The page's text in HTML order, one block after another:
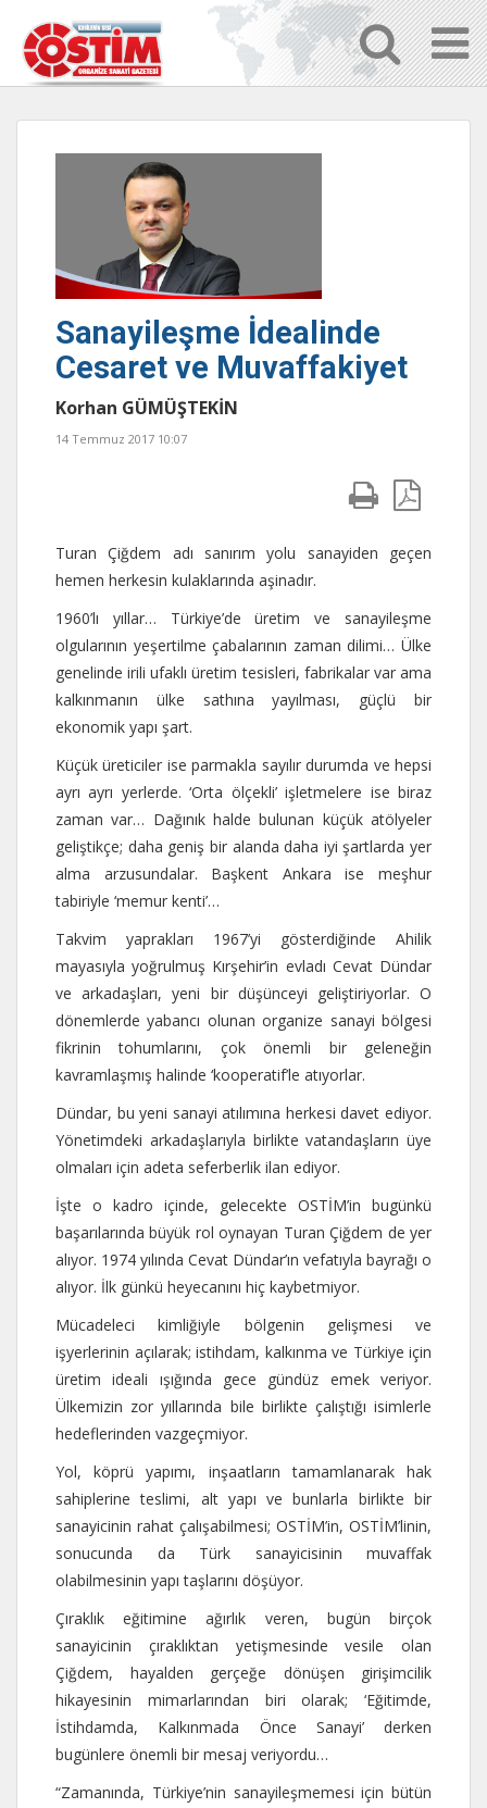
Sanayileşme İdealinde
Cesaret ve Muvaffakiyet
Korhan GÜMÜŞTEKİN
14 Temmuz 2017 10:07
Turan Çiğdem adı sanırım yolu sanayiden geçen
hemen herkesin kulaklarında aşinadır.
1960’lı yıllar… Türkiye’de üretim ve sanayileşme
olgularının yeşertilme çabalarının zaman dilimi… Ülke
genelinde irili ufaklı üretim tesisleri, fabrikalar var ama
kalkınmanın ülke sathına yayılması, güçlü bir
ekonomik yapı şart.
Küçük üreticiler ise parmakla sayılır durumda ve hepsi
ayrı ayrı yerlerde. ‘Orta ölçekli’ işletmelere ise biraz
zaman var… Dağınık halde bulunan küçük atölyeler
geliştikçe; daha geniş bir alanda daha iyi şartlarda yer
alma arzusundalar. Başkent Ankara ise meşhur
tabiriyle ‘memur kenti’…
Takvim yaprakları 1967’yi gösterdiğinde Ahilik
mayasıyla yoğrulmuş Kırşehir’in evladı Cevat Dündar
ve arkadaşları, yeni bir düşünceyi geliştiriyorlar. O
dönemlerde yabancı olunan organize sanayi bölgesi
fikrinin tohumlarını, çok önemli bir geleneğin
kavramlaşmış halinde ‘kooperatif’le atıyorlar.
Dündar, bu yeni sanayi atılımına herkesi davet ediyor.
Yönetimdeki arkadaşlarıyla birlikte vatandaşların üye
olmaları için adeta seferberlik ilan ediyor.
İşte o kadro içinde, gelecekte OSTİM’in bugünkü
başarılarında büyük rol oynayan Turan Çiğdem de yer
alıyor. 1974 yılında Cevat Dündar’ın vefatıyla bayrağı o
alıyor. İlk günkü heyecanını hiç kaybetmiyor.
Mücadeleci kimliğiyle bölgenin gelişmesi ve
işyerlerinin açılarak; istihdam, kalkınma ve Türkiye için
üretim ideali ışığında gece gündüz emek veriyor.
Ülkemizin zor yıllarında bile birlikte çalıştığı isimlerle
hedeflerinden vazgeçmiyor.
Yol, köprü yapımı, inşaatların tamamlanarak hak
sahiplerine teslimi, alt yapı ve bunlarla birlikte bir
sanayicinin rahat çalışabilmesi; OSTİM’in, OSTİM’linin,
sonucunda da Türk sanayicisinin muvaffak
olabilmesinin yapı taşlarını döşüyor.
Çıraklık eğitimine ağırlık veren, bugün birçok
sanayicinin çıraklıktan yetişmesinde vesile olan
Çiğdem, hayalden gerçeğe dönüşen girişimcilik
hikayesinin mimarlarından biri olarak; ‘Eğitimde,
İstihdamda, Kalkınmada Önce Sanayi’ derken
bugünlere önemli bir mesaj veriyordu…
“Zamanında, Türkiye’nin sanayileşmemesi için bütün